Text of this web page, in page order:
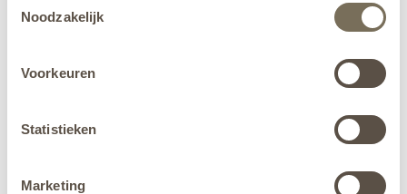
jehier.
Noodzakelijk
Voorkeuren
Statistieken
Marketing